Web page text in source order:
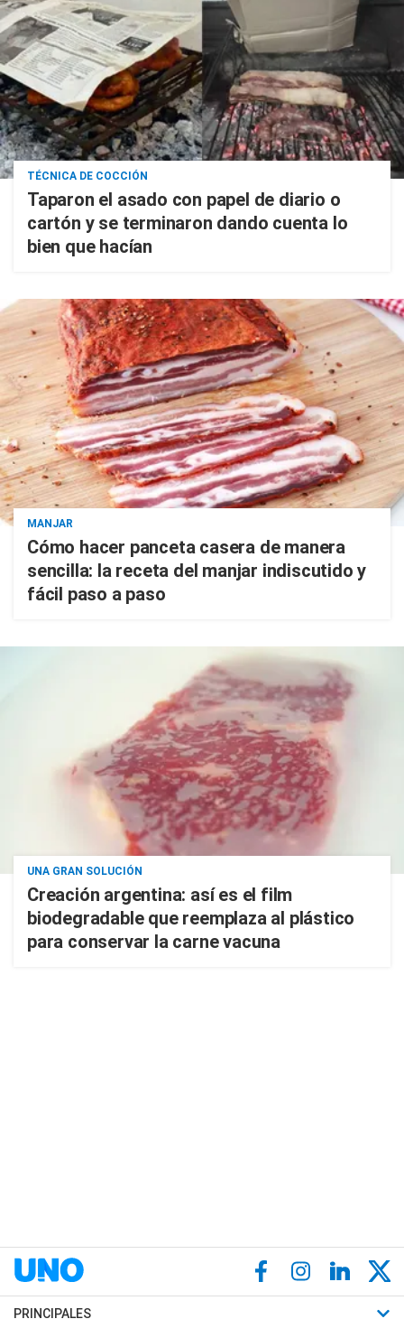
TÉCNICA DE COCCIÓN
Taparon el asado con papel de diario o
cartón y se terminaron dando cuenta lo
bien que hacían
MANJAR
Cómo hacer panceta casera de manera
sencilla: la receta del manjar indiscutido y
fácil paso a paso
UNA GRAN SOLUCIÓN
Creación argentina: así es el film
biodegradable que reemplaza al plástico
para conservar la carne vacuna
PRINCIPALES